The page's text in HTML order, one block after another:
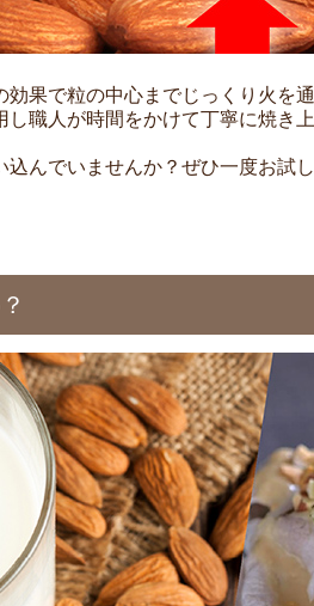
効果で粒の中心までじっくり火を
職人が時間をかけて丁寧に焼き
込んでいませんか？ぜひ一度お